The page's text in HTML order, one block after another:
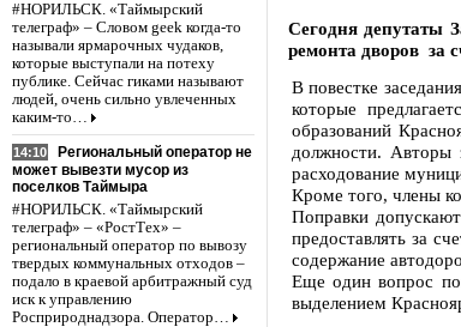
#НОРИЛЬСК. «Таймырский
телеграф» – Словом geek когда-то
называли ярмарочных чудаков,
которые выступали на потеху
публике. Сейчас гиками называют
людей, очень сильно увлеченных
каким-то…
14:10
Региональный оператор не
может вывезти мусор из
поселков Таймыра
#НОРИЛЬСК. «Таймырский
телеграф» – «РостТех» –
региональный оператор по вывозу
твердых коммунальных отходов –
подало в краевой арбитражный суд
иск к управлению
Росприроднадзора. Оператор…
Сегодня депутаты
ремонта дворов за
В повестке
которые
образований
должности. Авторы
расходование
Кроме того, члены
Поправки
предоставлять за
содержание
Еще один вопрос
выделением